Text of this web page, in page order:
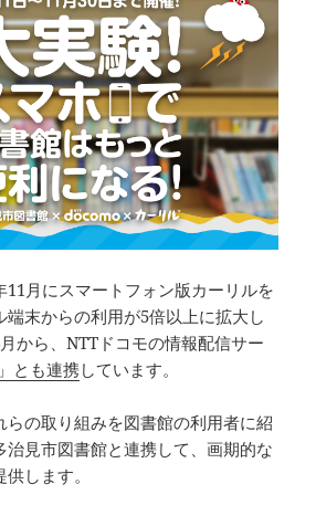
11月にスマートフォン版カーリルを
端末からの利用が5倍以上に拡大し
から、NTTドコモの情報配信サー
とも連携しています。
らの取り組みを図書館の利用者に紹
治見市図書館と連携して、画期的な
します。